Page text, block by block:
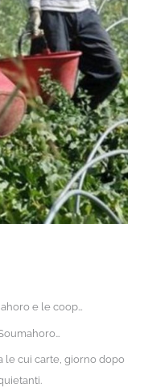
e le coop…
le cui carte, giorno dopo